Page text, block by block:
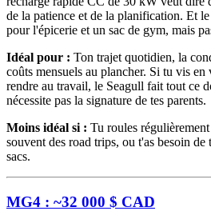
de la patience et de la planification. Et
pour l'épicerie et un sac de gym, mais
Idéal pour : Ton trajet quotidien, la
coûts mensuels au plancher. Si tu vis
rendre au travail, le Seagull fait tout ce
nécessite pas la signature de tes parents.
Moins idéal si : Tu roules
souvent des road trips, ou t'as besoin
sacs.
MG4 : ~32 000 $ CAD